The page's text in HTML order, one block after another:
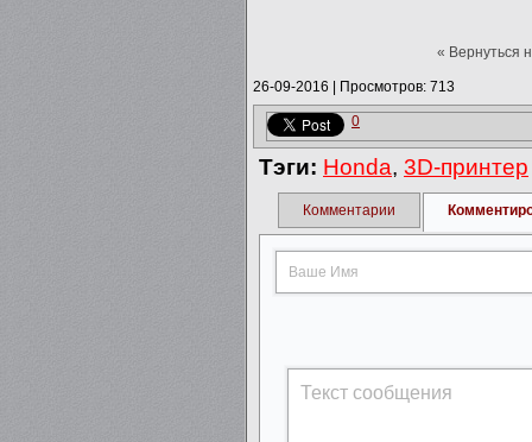
« Вернуться
26-09-2016 Просмотров: 713
0
Тэги: Honda, 3D-принтер
Комментарии